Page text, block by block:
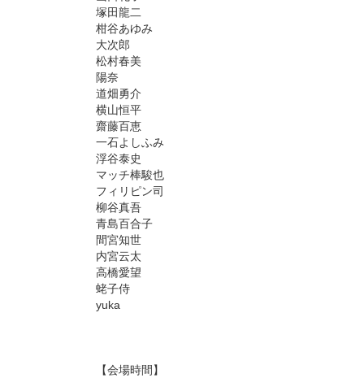
塚田龍二
柑谷あゆみ
大次郎
松村春美
陽奈
道畑勇介
横山恒平
齋藤百恵
一石よしふみ
浮谷泰史
マッチ棒駿也
フィリピン司
柳谷真吾
青島百合子
間宮知世
内宮云太
高橋愛望
蛯子侍
yuka
【会場時間】